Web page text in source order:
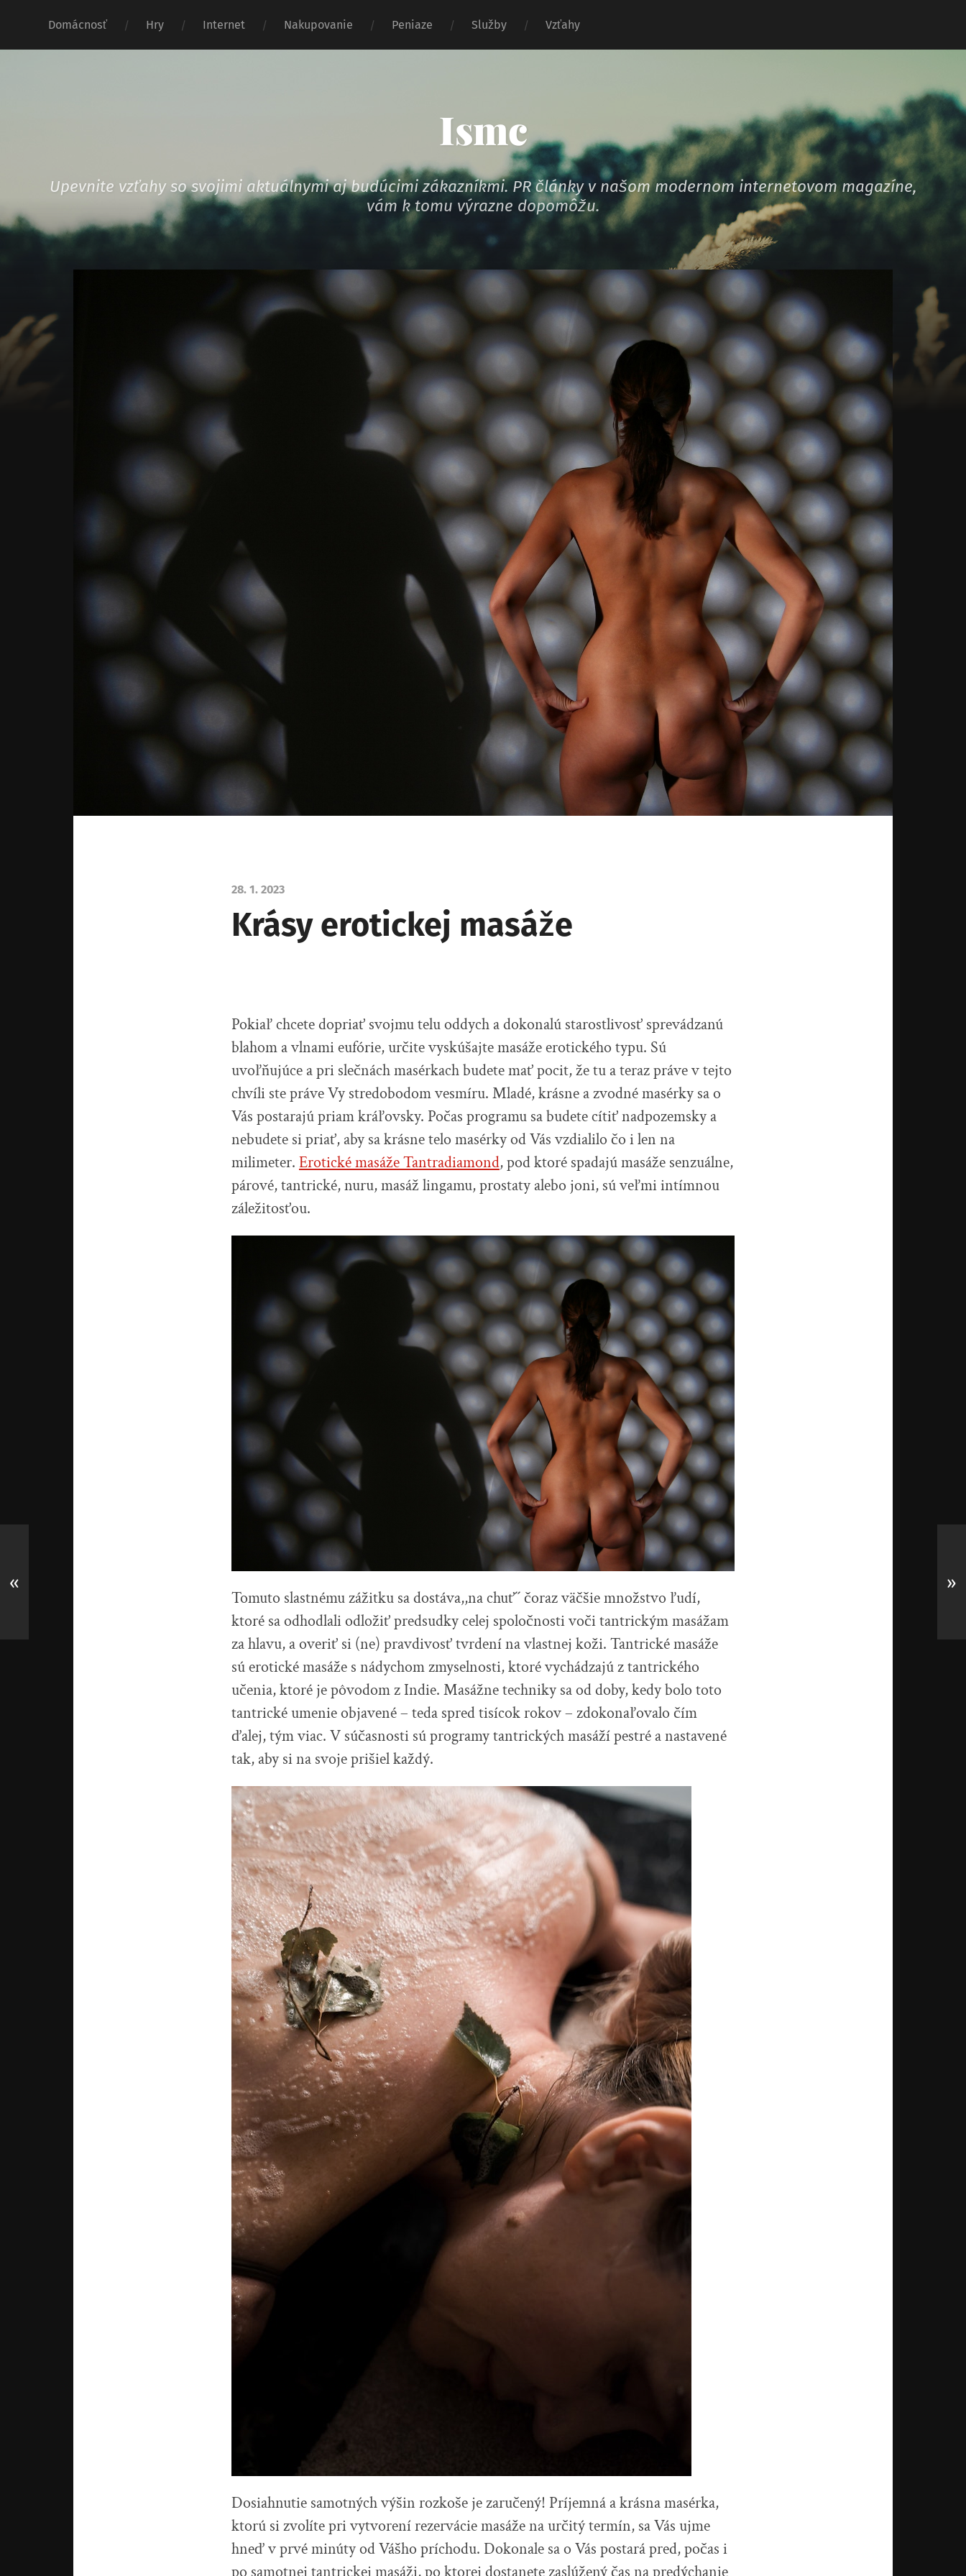
Domácnosť Hry Internet Nakupovanie Peniaze Služby Vzťahy
Ismc
Upevnite vzťahy so svojimi aktuálnymi aj budúcimi zákazníkmi. PR články v našom modernom internetovom magazíne,
vám k tomu výrazne dopomôžu.
28. 1. 2023
Krásy erotickej masáže
Pokiaľ chcete dopriať svojmu telu oddych a dokonalú starostlivosť sprevádzanú
blahom a vlnami eufórie, určite vyskúšajte masáže erotického typu. Sú
uvoľňujúce a pri slečnách masérkach budete mať pocit, že tu a teraz práve v tejto
chvíli ste práve Vy stredobodom vesmíru. Mladé, krásne a zvodné masérky sa o
Vás postarajú priam kráľovsky. Počas programu sa budete cítiť nadpozemsky a
nebudete si priať, aby sa krásne telo masérky od Vás vzdialilo čo i len na
milimeter. Erotické masáže Tantradiamond, pod ktoré spadajú masáže senzuálne,
párové, tantrické, nuru, masáž lingamu, prostaty alebo joni, sú veľmi intímnou
záležitosťou.
Tomuto slastnému zážitku sa dostáva,,na chuť´´ čoraz väčšie množstvo ľudí,
ktoré sa odhodlali odložiť predsudky celej spoločnosti voči tantrickým masážam
za hlavu, a overiť si (ne) pravdivosť tvrdení na vlastnej koži. Tantrické masáže
sú erotické masáže s nádychom zmyselnosti, ktoré vychádzajú z tantrického
učenia, ktoré je pôvodom z Indie. Masážne techniky sa od doby, kedy bolo toto
tantrické umenie objavené – teda spred tisícok rokov – zdokonaľovalo čím
ďalej, tým viac. V súčasnosti sú programy tantrických masáží pestré a nastavené
tak, aby si na svoje prišiel každý.
Dosiahnutie samotných výšin rozkoše je zaručený! Príjemná a krásna masérka,
ktorú si zvolíte pri vytvorení rezervácie masáže na určitý termín, sa Vás ujme
hneď v prvé minúty od Vášho príchodu. Dokonale sa o Vás postará pred, počas i
« »